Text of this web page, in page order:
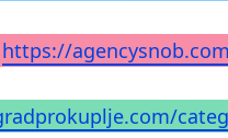
https://